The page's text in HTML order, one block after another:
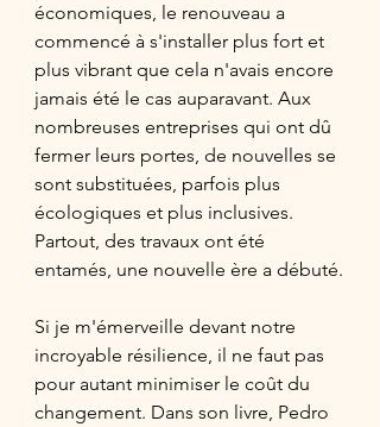
économiques, le renouveau a
commencé à s'installer plus fort et
plus vibrant que cela n'avais encore
jamais été le cas auparavant. Aux
nombreuses entreprises qui ont dû
fermer leurs portes, de nouvelles se
sont substituées, parfois plus
écologiques et plus inclusives.
Partout, des travaux ont été
entamés, une nouvelle ère a débuté.
Si je m'émerveille devant notre
incroyable résilience, il ne faut pas
pour autant minimiser le coût du
changement. Dans son livre, Pedro